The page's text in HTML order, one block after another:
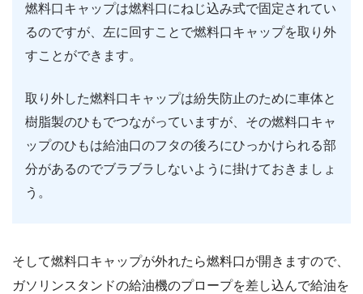
燃料口キャップは燃料口にねじ込み式で固定されてい
るのですが、左に回すことで燃料口キャップを取り外
すことができます。
取り外した燃料口キャップは紛失防止のために車体と
樹脂製のひもでつながっていますが、その燃料口キャ
ップのひもは給油口のフタの後ろにひっかけられる部
分があるのでブラブラしないように掛けておきましょ
う。
そして燃料口キャップが外れたら燃料口が開きますので、
ガソリンスタンドの給油機のプロープを差し込んで給油を